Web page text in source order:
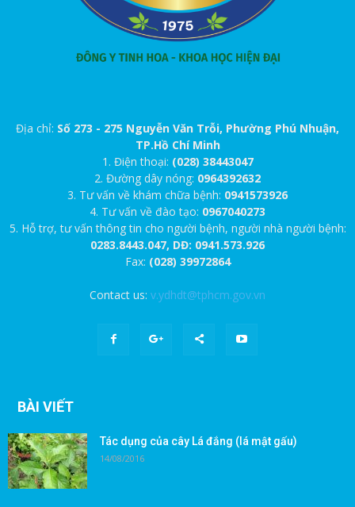
Địa chỉ: Số 273 - 275 Nguyễn Văn Trỗi, Phường Phú Nhuận,
TP.Hồ Chí Minh
1. Điện thoại: (028) 38443047
2. Đường dây nóng: 0964392632
3. Tư vấn về khám chữa bệnh: 0941573926
4. Tư vấn về đào tạo: 0967040273
5. Hỗ trợ, tư vấn thông tin cho người bệnh, người nhà người bệnh:
0283.8443.047, DĐ: 0941.573.926
Fax: (028) 39972864
Contact us: v.ydhdt@tphcm.gov.vn
BÀI VIẾT
Tác dụng của cây Lá đắng (lá mật gấu)
14/08/2016